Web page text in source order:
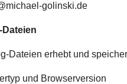
golinski.de
Dateien erhebt und
und Browserversion